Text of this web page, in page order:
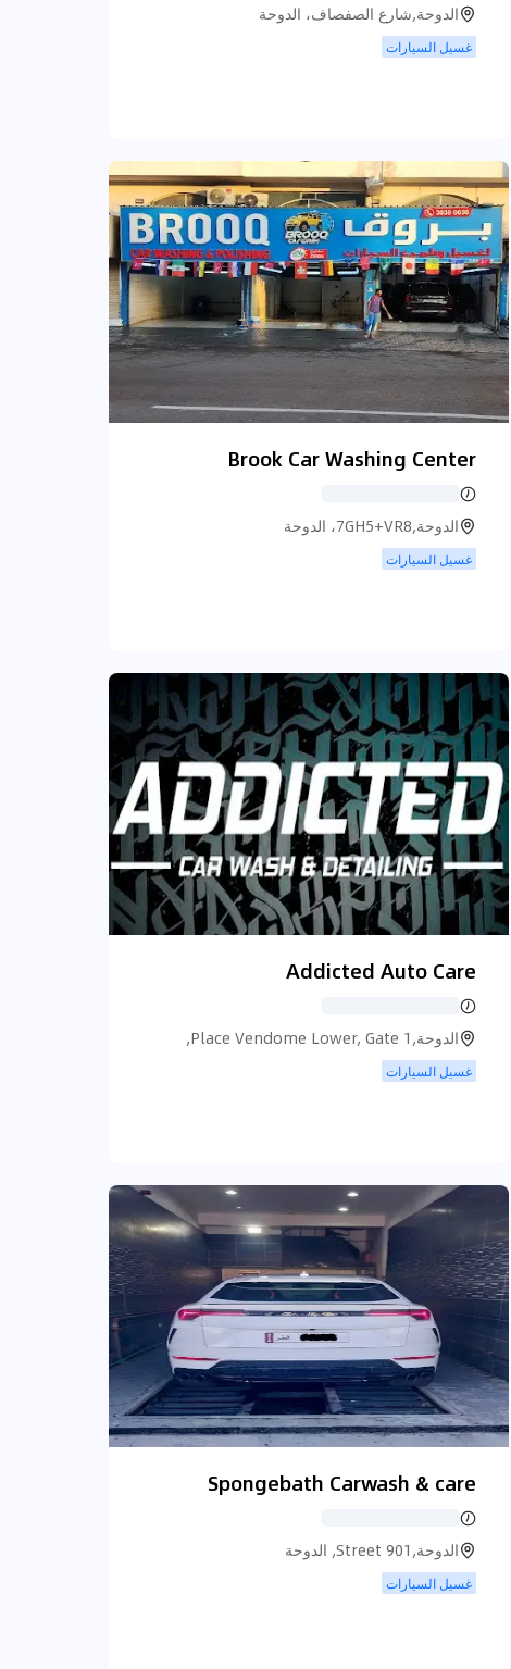
الدوحة,شارع الصفصاف، الدوحة
غسيل السيارات
Brook Car Washing Center
الدوحة,7GH5+VR8، الدوحة
غسيل السيارات
Addicted Auto Care
الدوحة,Place Vendome Lower, Gate 1,
الدوحة
غسيل السيارات
Spongebath Carwash & care
الدوحة,Street 901, الدوحة
غسيل السيارات